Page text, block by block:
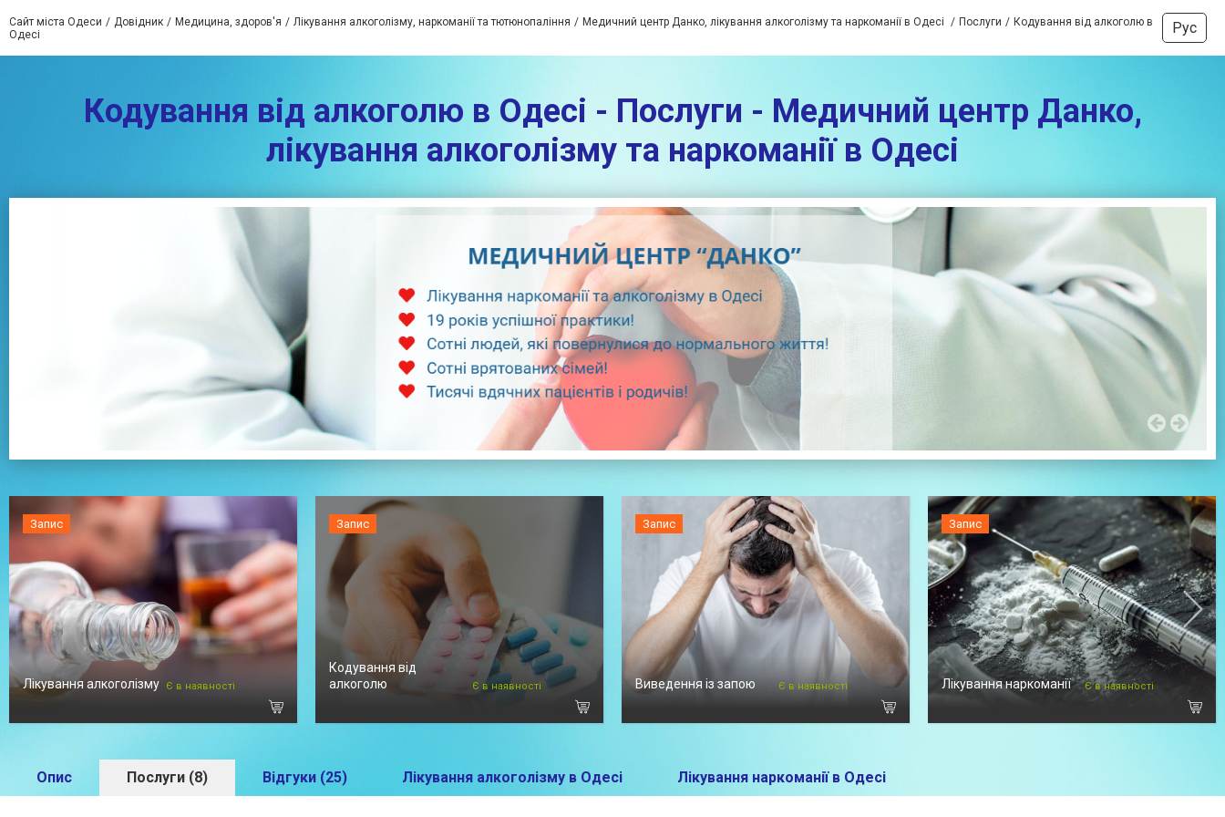
Сайт міста Одеси Довідник Медицина, здоров'я Лікування алкоголізму, наркоманії та тютюнопаління Медичний центр Данко, лікування алкоголізму та наркоманії в Одесі Послуги
Кодування від алкоголю в
Одесі
Рус
Кодування від алкоголю в Одесі - Послуги - Медичний центр Данко,
лікування алкоголізму та наркоманії в Одесі
Запис
Лікування алкоголізму Є в наявності
Запис
Кодування від
алкоголю
Є в наявності
Запис
Виведення із запою Є в наявності
Запис
Лікування наркоманії Є в наявності
Опис Послуги (8) Відгуки (25) Лікування алкоголізму в Одесі Лікування наркоманії в Одесі